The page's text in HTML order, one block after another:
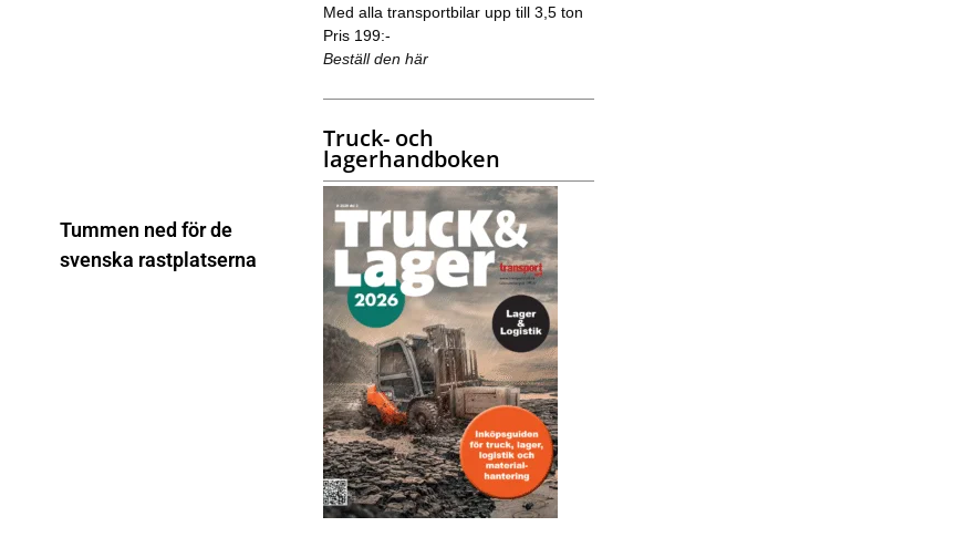
Tummen ned för de
svenska rastplatserna
Med alla transportbilar upp till 3,5 ton
Pris 199:-
Beställ den här
Truck- och
lagerhandboken